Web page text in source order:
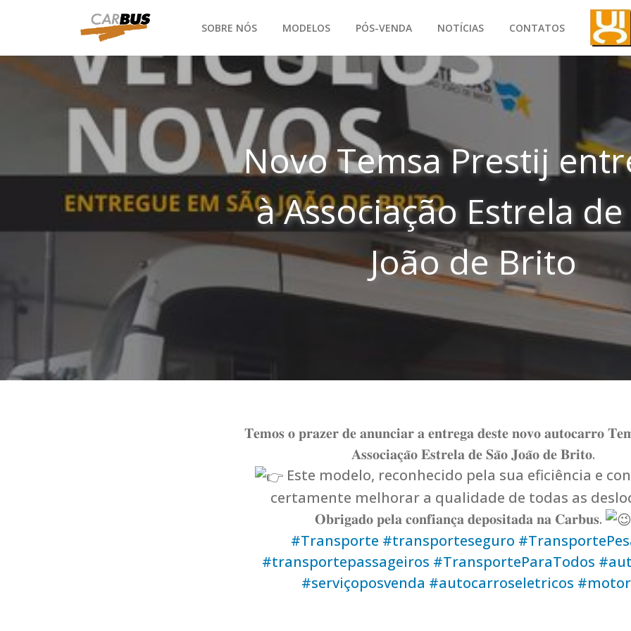
SOBRE NÓS MODELOS PÓS-VENDA NOTÍCIAS CONTATOS
Novo Temsa Prestij
à Associação Estrela de
João de Brito
𝐓𝐞𝐦𝐨𝐬 𝐨 𝐩𝐫𝐚𝐳𝐞𝐫 𝐝𝐞 𝐚𝐧𝐮𝐧𝐜𝐢𝐚𝐫 𝐚 𝐞𝐧𝐭𝐫𝐞𝐠𝐚 𝐝𝐞𝐬𝐭𝐞 𝐧𝐨𝐯𝐨 𝐚𝐮𝐭𝐨𝐜𝐚𝐫𝐫𝐨
𝐀𝐬𝐬𝐨𝐜𝐢𝐚𝐜̧𝐚̃𝐨 𝐄𝐬𝐭𝐫𝐞𝐥𝐚 𝐝𝐞 𝐒𝐚̃𝐨 𝐉𝐨𝐚̃𝐨 𝐝𝐞 𝐁𝐫𝐢𝐭𝐨.
Este modelo, reconhecido pela sua eficiência e
certamente melhorar a qualidade de todas as
𝐎𝐛𝐫𝐢𝐠𝐚𝐝𝐨 𝐩𝐞𝐥𝐚 𝐜𝐨𝐧𝐟𝐢𝐚𝐧𝐜̧𝐚 𝐝𝐞𝐩𝐨𝐬𝐢𝐭𝐚𝐝𝐚 𝐧𝐚 𝐂𝐚𝐫𝐛𝐮𝐬.
#Transporte #transporteseguro
#transportepassageiros #TransporteParaTodos
#serviçoposvenda #autocarroseletricos